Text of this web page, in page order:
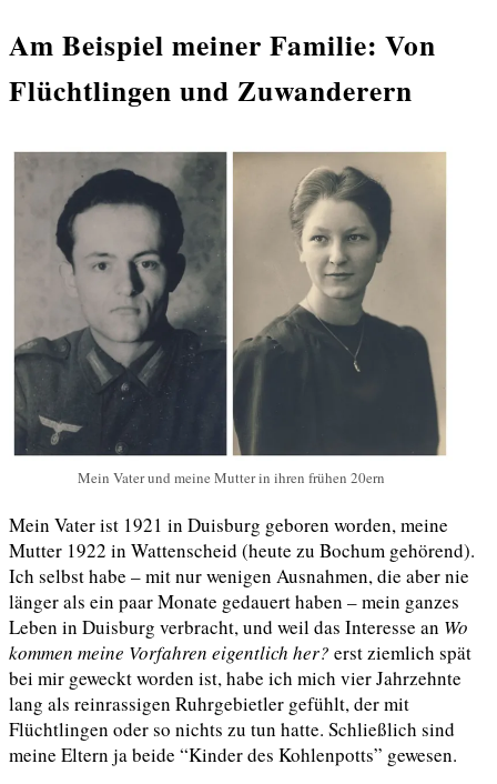
Am Beispiel meiner Familie: Von
Flüchtlingen und Zuwanderern
Mein Vater und meine Mutter in ihren frühen 20ern
Mein Vater ist 1921 in Duisburg geboren worden, meine
Mutter 1922 in Wattenscheid (heute zu Bochum gehörend).
Ich selbst habe – mit nur wenigen Ausnahmen, die aber nie
länger als ein paar Monate gedauert haben – mein ganzes
Leben in Duisburg verbracht, und weil das Interesse an Wo
kommen meine Vorfahren eigentlich her? erst ziemlich spät
bei mir geweckt worden ist, habe ich mich vier Jahrzehnte
lang als reinrassigen Ruhrgebietler gefühlt, der mit
Flüchtlingen oder so nichts zu tun hatte. Schließlich sind
meine Eltern ja beide “Kinder des Kohlenpotts” gewesen.